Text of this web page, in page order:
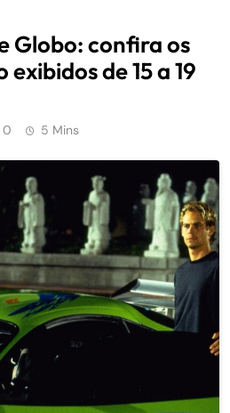
Globo: confira os
de 15 a 19
0 5 Mins